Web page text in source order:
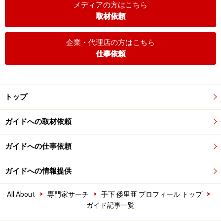
メディアの方はこちら
取材依頼
企業・代理店の方はこちら
仕事依頼
トップ
ガイドへの取材依頼
ガイドへの仕事依頼
ガイドへの情報提供
All About > 専門家サーチ > 手下 倭里亜 プロフィール トップ
>
ガイド記事一覧